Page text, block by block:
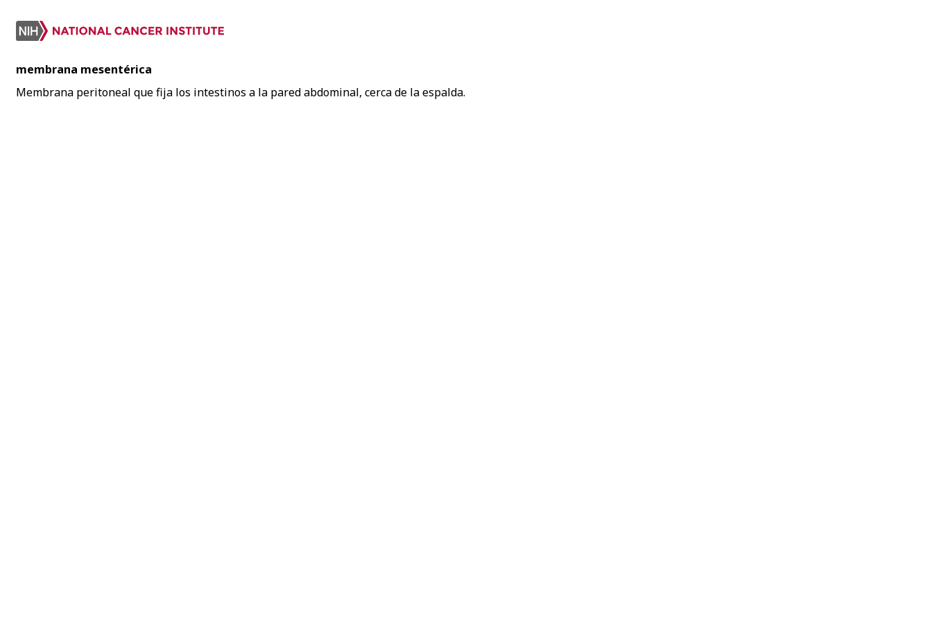
membrana mesentérica
Membrana peritoneal que fija los intestinos a la pared abdominal, cerca de la espalda.